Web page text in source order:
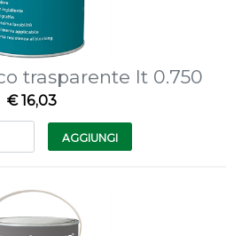
trasparente lt 0.750
€ 16,03
Quantità
AGGIUNGI